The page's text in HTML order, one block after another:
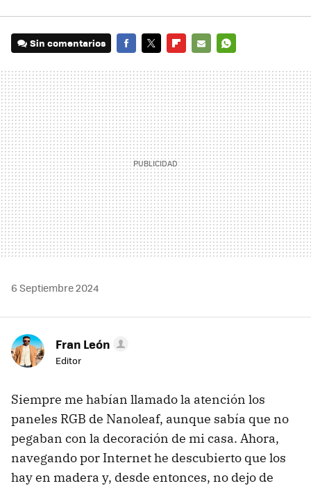
Sin comentarios
MAIL
6 Septiembre 2024
Fran León
Editor
Siempre me habían llamado la atención los
paneles RGB de Nanoleaf, aunque sabía que no
pegaban con la decoración de mi casa. Ahora,
navegando por Internet he descubierto que los
hay en madera y, desde entonces, no dejo de